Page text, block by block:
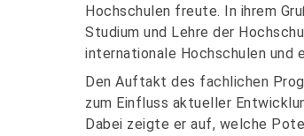
Hochschulen freute. In ihrem
Studium und Lehre der
internationale Hochschulen und
Den Auftakt des fachlichen
zum Einfluss aktueller
Dabei zeigte er auf, welche